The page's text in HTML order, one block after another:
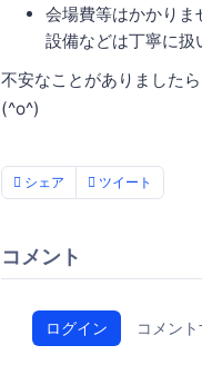
会場費等はかかりま
設備などは丁寧に扱
不安なことがありました
(^o^)
シェア ツイート
コメント
ログイン コメン